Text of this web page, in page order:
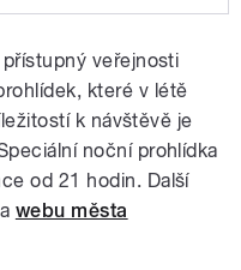
veřejnosti
které v létě
k návštěvě je
noční prohlídka
od 21 hodin. Další
webu města